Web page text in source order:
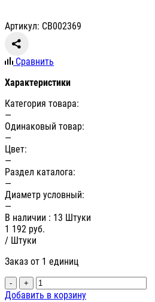
Артикул: СВ002369
Сравнить
Характеристики
Категория товара:
—
Одинаковый товар:
—
Цвет:
—
Раздел каталога:
—
Диаметр условный:
—
В наличии : 13 Штуки
1 192 руб.
/ Штуки
Заказ от 1 единиц
- +
Добавить в корзину